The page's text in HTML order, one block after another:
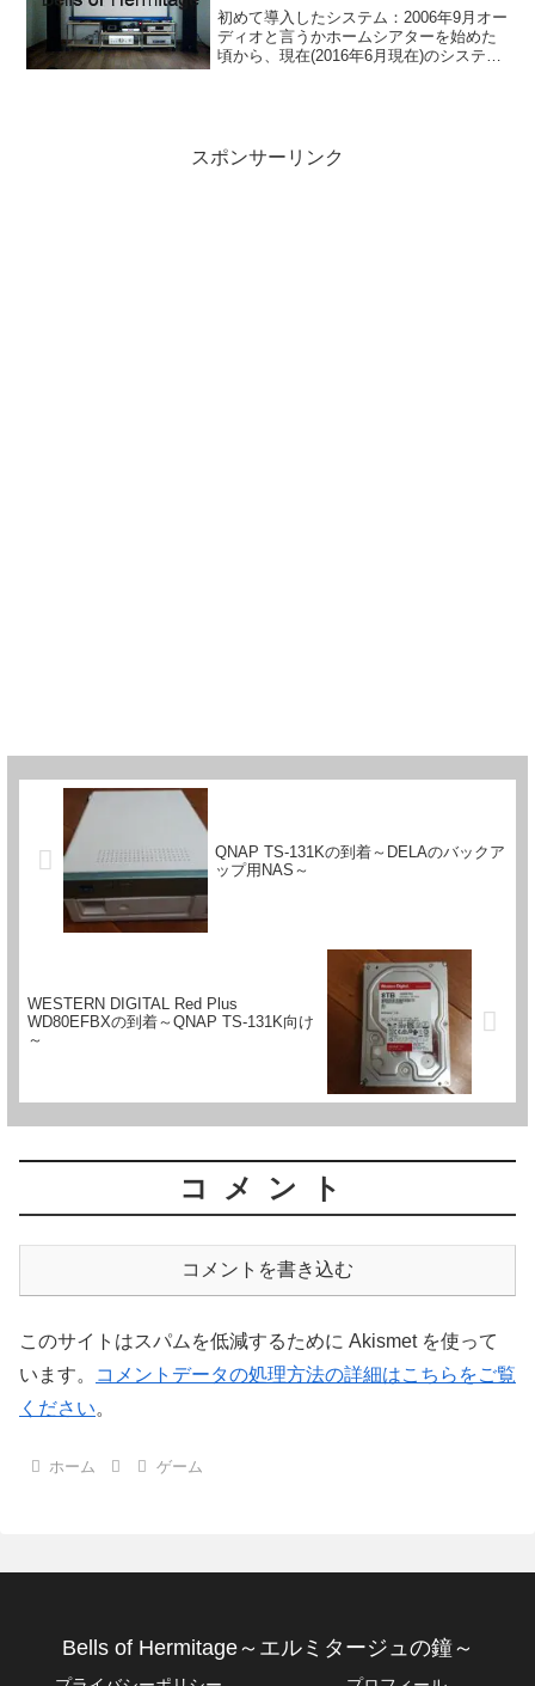
初めて導入したシステム：2006年9月オー
ディオと言うかホームシアターを始めた
頃から、現在(2016年6月現在)のシステム
スポンサーリンク
QNAP TS-131Kの到着～DELAのバックア
ップ用NAS～
WESTERN DIGITAL Red Plus
WD80EFBXの到着～QNAP TS-131K向け
～
コメント
コメントを書き込む
このサイトはスパムを低減するために Akismet を使って
います。
コメントデータの処理方法の詳細はこちらをご覧
ください。
ホーム ゲーム
Bells of Hermitage～エルミタージュの鐘～